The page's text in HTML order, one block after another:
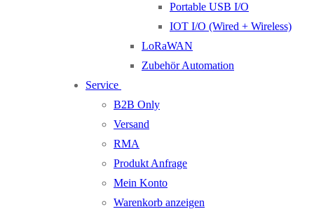
Portable USB I/O
IOT I/O (Wired + Wireless)
LoRaWAN
Zubehör Automation
Service
B2B Only
Versand
RMA
Produkt Anfrage
Mein Konto
Warenkorb anzeigen